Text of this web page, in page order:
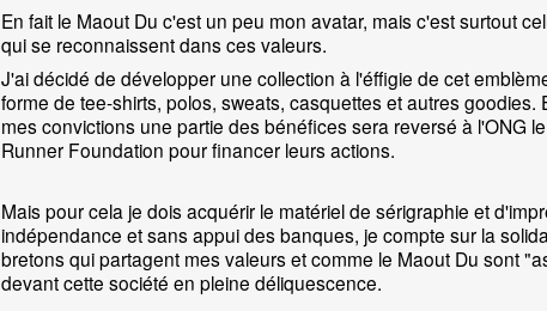
En fait le Maout Du c'est un peu mon avatar, mais c'est surtout
qui se reconnaissent dans ces valeurs.
J'ai décidé de développer une collection à l'éffigie de cet
forme de tee-shirts, polos, sweats, casquettes et autres goodies.
mes convictions une partie des bénéfices sera reversé à l'ONG
Runner Foundation pour financer leurs actions.
Mais pour cela je dois acquérir le matériel de sérigraphie et
indépendance et sans appui des banques, je compte sur la
bretons qui partagent mes valeurs et comme le Maout Du sont
devant cette société en pleine déliquescence.